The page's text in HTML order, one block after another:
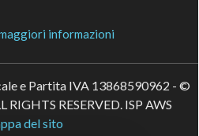
informazioni
e Partita IVA 13868590962 - ©
RESERVED. ISP AWS
del sito